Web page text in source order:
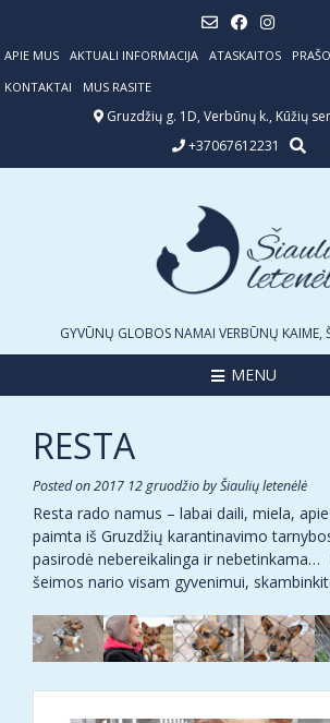
content
APIE MUS AKTUALI INFORMACIJA ATASKAITOS
KONTAKTAI
MUS RASITE
Gruzdžių g. 1D, Verbūnų k., Kūžių
+37067612231
GYVŪNŲ GLOBOS NAMAI VERBŪNŲ KAIME,
MENU
RESTA
Posted on2017 12 gruodžiobyŠiaulių letenėlė
Resta rado namus – labai daili, miela,
paimta iš Gruzdžių karantinavimo
pasirodė nebereikalinga ir nebetinkama…
šeimos nario visam gyvenimui,